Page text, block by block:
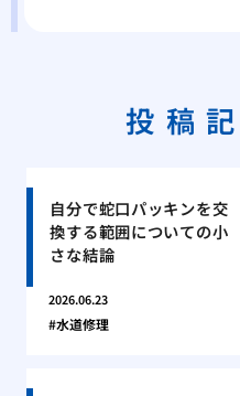
投稿
自分で蛇口パッキンを交
換する範囲についての小
さな結論
2026.06.23
水道修理